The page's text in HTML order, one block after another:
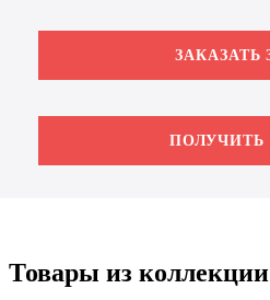
ЗАКАЗАТЬ
ПОЛУЧИТЬ
Товары из